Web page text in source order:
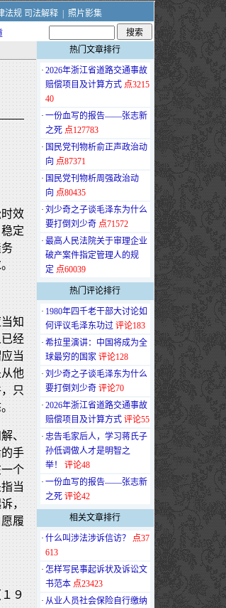
法规 司法解释|
照片影集
效
定
知
经
当
他
只
、
手
个
当
，
履
９
热门文章排行
· 2026年浙江省道路交通事故
赔偿项目及计算方式 点3215
40
· 一份血写的报告——张志新
之死 点127783
· 国民党刊物析俞正声政治动
向 点87371
· 国民党刊物析周强政治动
向 点80435
· 刘少奇之子谈毛泽东为什么
要打倒刘少奇 点71572
· 最高人民法院关于审理企业
破产案件指定管理人的规
定 点60039
热门评论排行
· 1980年四千老干部大讨论如
何评议毛泽东功过 评论183
· 希拉里演讲：中国将成为全
球最穷的国家 评论128
· 刘少奇之子谈毛泽东为什么
要打倒刘少奇 评论70
· 2026年浙江省道路交通事故
赔偿项目及计算方式 评论55
· 忠告毛家后人，学习蒋氏子
孙低调做人才是明智之
举！
评论48
· 一份血写的报告——张志新
之死 评论42
相关文章排行
· 什么叫涉法涉诉信访？
点37
613
· 怎样写民事起诉状及诉讼文
书范本 点23423
· 从业人员社会保险自行缴纳